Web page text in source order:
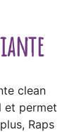
clean
et permet
Raps